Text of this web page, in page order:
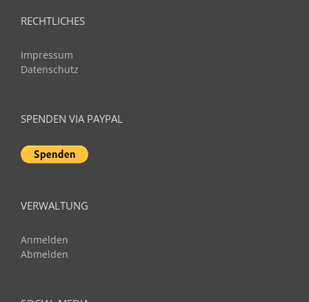
RECHTLICHES
Impressum
Datenschutz
SPENDEN VIA PAYPAL
VERWALTUNG
Anmelden
Abmelden